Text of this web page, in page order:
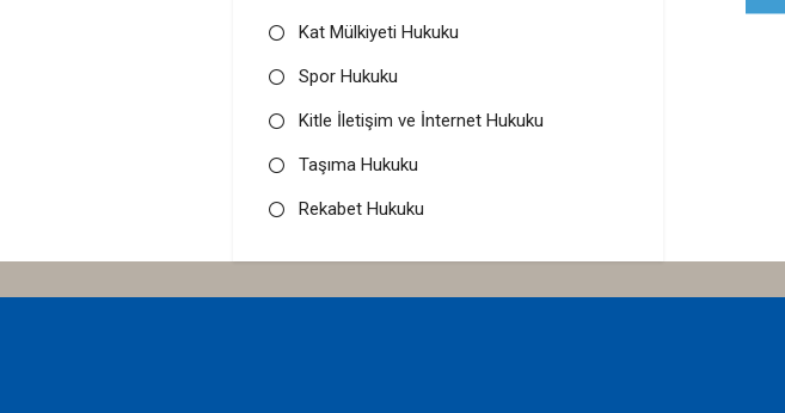
Kat Mülkiyeti Hukuku
Spor Hukuku
Kitle İletişim ve İnternet Hukuku
Taşıma Hukuku
Rekabet Hukuku